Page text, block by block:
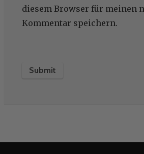
diesem Browser für meinen
Kommentar speichern.